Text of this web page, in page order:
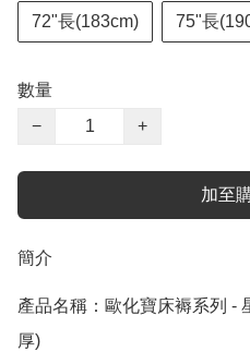
72"長(183cm) 75"長
數量
−
+
加至
簡介
產品名稱：歐化寶床褥系列 -
厚)